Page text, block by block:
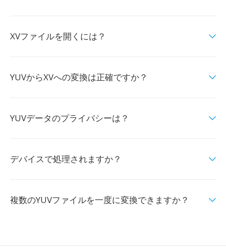
XVファイルを開くには？
YUVからXVへの変換は正確ですか？
YUVデータのプライバシーは？
デバイスで処理されますか？
複数のYUVファイルを一度に変換できますか？